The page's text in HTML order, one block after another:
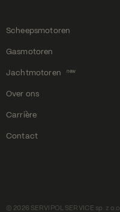
Scheepsmotoren
Gasmotoren
Jachtmotoren new
Over ons
Carrière
Contact
© 2026 SERVIPOL SERVICE sp. z o.o.